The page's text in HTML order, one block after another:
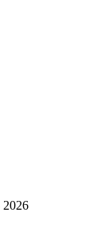
2026